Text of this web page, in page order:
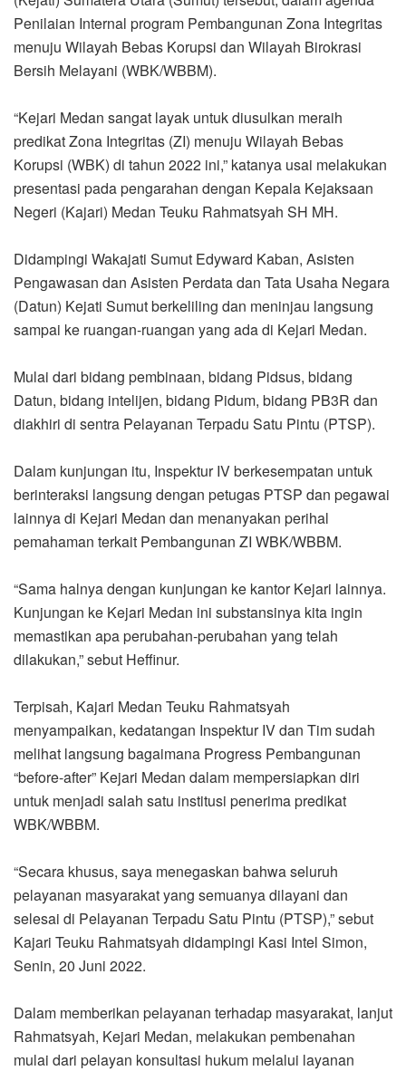
Penilaian Internal program Pembangunan Zona Integritas
menuju Wilayah Bebas Korupsi dan Wilayah Birokrasi
Bersih Melayani (WBK/WBBM).
“Kejari Medan sangat layak untuk diusulkan meraih
predikat Zona Integritas (ZI) menuju Wilayah Bebas
Korupsi (WBK) di tahun 2022 ini,” katanya usai melakukan
presentasi pada pengarahan dengan Kepala Kejaksaan
Negeri (Kajari) Medan Teuku Rahmatsyah SH MH.
Didampingi Wakajati Sumut Edyward Kaban, Asisten
Pengawasan dan Asisten Perdata dan Tata Usaha Negara
(Datun) Kejati Sumut berkeliling dan meninjau langsung
sampai ke ruangan-ruangan yang ada di Kejari Medan.
Mulai dari bidang pembinaan, bidang Pidsus, bidang
Datun, bidang intelijen, bidang Pidum, bidang PB3R dan
diakhiri di sentra Pelayanan Terpadu Satu Pintu (PTSP).
Dalam kunjungan itu, Inspektur IV berkesempatan untuk
berinteraksi langsung dengan petugas PTSP dan pegawai
lainnya di Kejari Medan dan menanyakan perihal
pemahaman terkait Pembangunan ZI WBK/WBBM.
“Sama halnya dengan kunjungan ke kantor Kejari lainnya.
Kunjungan ke Kejari Medan ini substansinya kita ingin
memastikan apa perubahan-perubahan yang telah
dilakukan,” sebut Heffinur.
Terpisah, Kajari Medan Teuku Rahmatsyah
menyampaikan, kedatangan Inspektur IV dan Tim sudah
melihat langsung bagaimana Progress Pembangunan
“before-after” Kejari Medan dalam mempersiapkan diri
untuk menjadi salah satu institusi penerima predikat
WBK/WBBM.
“Secara khusus, saya menegaskan bahwa seluruh
pelayanan masyarakat yang semuanya dilayani dan
selesai di Pelayanan Terpadu Satu Pintu (PTSP),” sebut
Kajari Teuku Rahmatsyah didampingi Kasi Intel Simon,
Senin, 20 Juni 2022.
Dalam memberikan pelayanan terhadap masyarakat, lanjut
Rahmatsyah, Kejari Medan, melakukan pembenahan
mulai dari pelayan konsultasi hukum melalui layanan